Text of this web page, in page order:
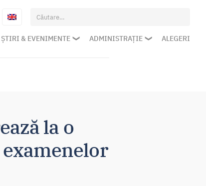
Caută
după:
ȘTIRI & EVENIMENTE ADMINISTRAȚIE ALEGERI
la o